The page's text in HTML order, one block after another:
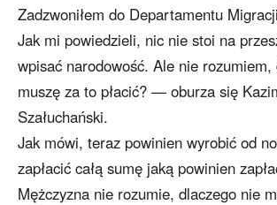
Zadzwoniłem do Departamentu
Jak mi powiedzieli, nic nie stoi na
wpisać narodowość. Ale nie rozumiem,
muszę za to płacić? — oburza się
Szałuchański.
Jak mówi, teraz powinien wyrobić od
zapłacić całą sumę jaką powinien
Mężczyzna nie rozumie, dlaczego nie